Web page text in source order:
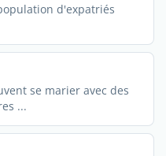
d'expatriés
se marier avec des
...